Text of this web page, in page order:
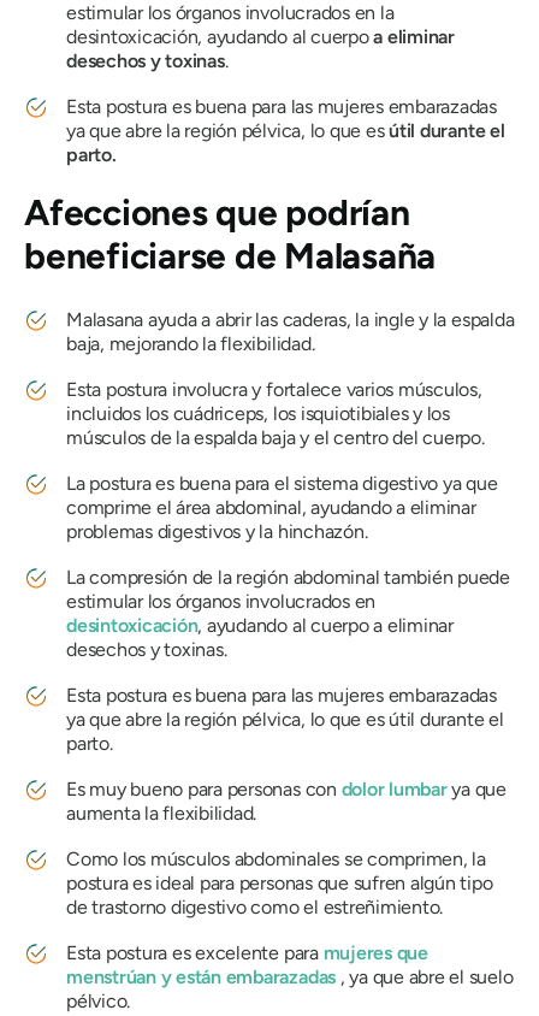
estimular los órganos involucrados en la
desintoxicación, ayudando al cuerpoa eliminar
desechos y toxinas.
Esta postura es buena para las mujeres embarazadas
ya que abre la región pélvica, lo que esútil durante el
parto.
Afecciones que podrían
beneficiarse de Malasaña
Malasana ayuda a abrir las caderas, la ingle y la espalda
baja, mejorando la flexibilidad.
Esta postura involucra y fortalece varios músculos,
incluidos los cuádriceps, los isquiotibiales y los
músculos de la espalda baja y el centro del cuerpo.
La postura es buena para el sistema digestivo ya que
comprime el área abdominal, ayudando a eliminar
problemas digestivos y la hinchazón.
La compresión de la región abdominal también puede
estimular los órganos involucrados en
desintoxicación, ayudando al cuerpo a eliminar
desechos y toxinas.
Esta postura es buena para las mujeres embarazadas
ya que abre la región pélvica, lo que es útil durante el
parto.
Es muy bueno para personas con dolor lumbarya que
aumenta la flexibilidad.
Como los músculos abdominales se comprimen, la
postura es ideal para personas que sufren algún tipo
de trastorno digestivo como el estreñimiento.
Esta postura es excelente para mujeres que
menstrúan y están embarazadas , ya que abre el suelo
pélvico.